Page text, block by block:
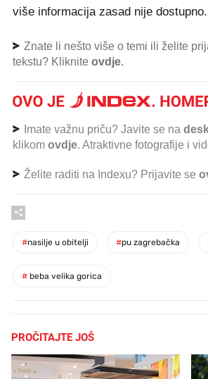
više informacija zasad nije dostupno.
Znate li nešto više o temi ili želite
tekstu? Kliknite ovdje.
Imate važnu priču? Javite se na
klikom ovdje. Atraktivne fotografije i
Želite raditi na Indexu? Prijavite se
#nasilje u obitelji #pu zagrebačka
# beba velika gorica
PROČITAJTE JOŠ